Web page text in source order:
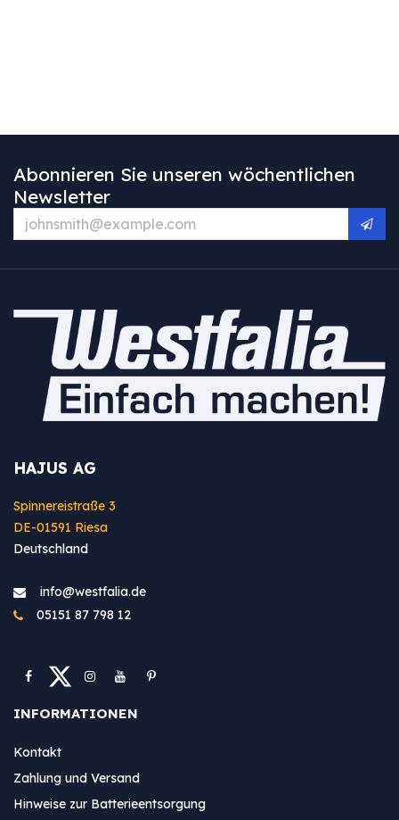
Abonnieren Sie unseren wöchentlichen
Newsletter
HAJUS AG
Spinnereistraße 3
DE-01591 Riesa
Deutschland
info@westfa​lia.de
05151 87 798 12
INFORMATIONEN
Kontakt
Zahlung und Versand
Hinweise zur Batterieentsorgung